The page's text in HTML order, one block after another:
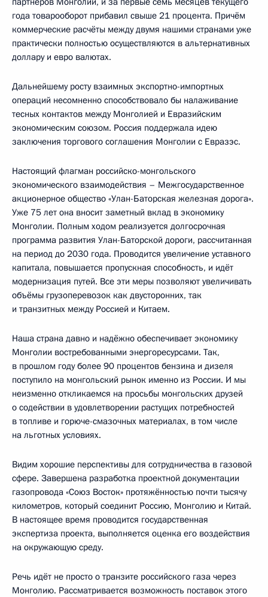
года товарооборот прибавил свыше 21 процента. Причём
коммерческие расчёты между двумя нашими странами уже
практически полностью осуществляются в альтернативных
доллару и евро валютах.
Дальнейшему росту взаимных экспортно-импортных
операций несомненно способствовало бы налаживание
тесных контактов между Монголией и Евразийским
экономическим союзом. Россия поддержала идею
заключения торгового соглашения Монголии с Евразэс.
Настоящий флагман российско-монгольского
экономического взаимодействия – Межгосударственное
акционерное общество «Улан-Баторская железная дорога».
Уже 75 лет она вносит заметный вклад в экономику
Монголии. Полным ходом реализуется долгосрочная
программа развития Улан-Баторской дороги, рассчитанная
на период до 2030 года. Проводится увеличение уставного
капитала, повышается пропускная способность, и идёт
модернизация путей. Все эти меры позволяют увеличивать
объёмы грузоперевозок как двусторонних, так
и транзитных между Россией и Китаем.
Наша страна давно и надёжно обеспечивает экономику
Монголии востребованными энергоресурсами. Так,
в прошлом году более 90 процентов бензина и дизеля
поступило на монгольский рынок именно из России. И мы
неизменно откликаемся на просьбы монгольских друзей
о содействии в удовлетворении растущих потребностей
в топливе и горюче-смазочных материалах, в том числе
на льготных условиях.
Видим хорошие перспективы для сотрудничества в газовой
сфере. Завершена разработка проектной документации
газопровода «Союз Восток» протяжённостью почти тысячу
километров, который соединит Россию, Монголию и Китай.
В настоящее время проводится государственная
экспертиза проекта, выполняется оценка его воздействия
на окружающую среду.
Речь идёт не просто о транзите российского газа через
Монголию. Рассматривается возможность поставок этого